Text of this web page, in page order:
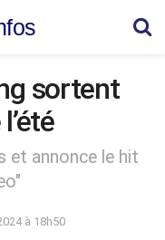
sortent
et annonce le hit
à 18h50